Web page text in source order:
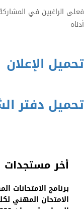
أخر مستجدات
برنامج الامتحانات
الامتحان المهني
فعلى الراغبين في
أدناه
تحميل الإعلان
تحميل دفتر